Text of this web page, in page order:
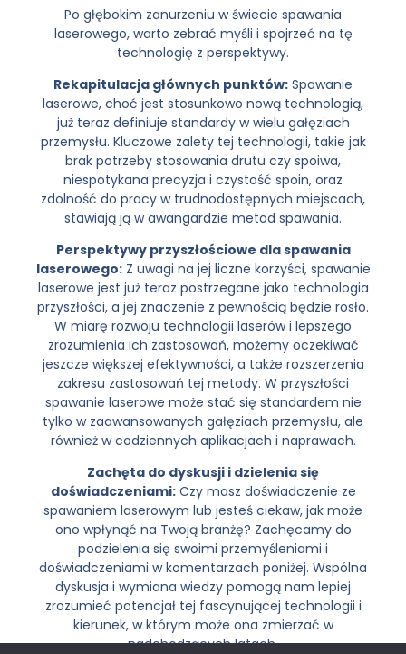
Po głębokim zanurzeniu w świecie spawania
laserowego, warto zebrać myśli i spojrzeć na tę
technologię z perspektywy.
Rekapitulacja głównych punktów: Spawanie
laserowe, choć jest stosunkowo nową technologią,
już teraz definiuje standardy w wielu gałęziach
przemysłu. Kluczowe zalety tej technologii, takie jak
brak potrzeby stosowania drutu czy spoiwa,
niespotykana precyzja i czystość spoin, oraz
zdolność do pracy w trudnodostępnych miejscach,
stawiają ją w awangardzie metod spawania.
Perspektywy przyszłościowe dla spawania
laserowego:Z uwagi na jej liczne korzyści, spawanie
laserowe jest już teraz postrzegane jako technologia
przyszłości, a jej znaczenie z pewnością będzie rosło.
W miarę rozwoju technologii laserów i lepszego
zrozumienia ich zastosowań, możemy oczekiwać
jeszcze większej efektywności, a także rozszerzenia
zakresu zastosowań tej metody. W przyszłości
spawanie laserowe może stać się standardem nie
tylko w zaawansowanych gałęziach przemysłu, ale
również w codziennych aplikacjach i naprawach.
Zachęta do dyskusji i dzielenia się
doświadczeniami:Czy masz doświadczenie ze
spawaniem laserowym lub jesteś ciekaw, jak może
ono wpłynąć na Twoją branżę? Zachęcamy do
podzielenia się swoimi przemyśleniami i
doświadczeniami w komentarzach poniżej. Wspólna
dyskusja i wymiana wiedzy pomogą nam lepiej
zrozumieć potencjał tej fascynującej technologii i
kierunek, w którym może ona zmierzać w
nadchodzących latach.